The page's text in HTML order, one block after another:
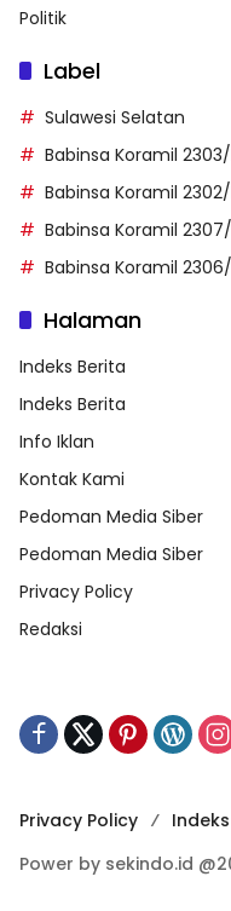
Politik
Label
Sulawesi Selatan
Babinsa Koramil
Babinsa Koramil
Babinsa Koramil
Babinsa Koramil
Halaman
Indeks Berita
Indeks Berita
Info Iklan
Kontak Kami
Pedoman Media Siber
Pedoman Media Siber
Privacy Policy
Redaksi
Privacy Policy
Power by sekindo.id